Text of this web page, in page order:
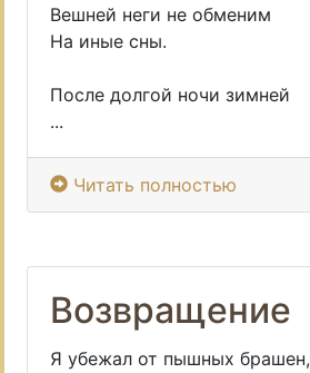
Вешней неги не обменим
На иные сны.
После долгой ночи зимней
...
Читать полностью
Возвращение
Я убежал от пышных брашен,